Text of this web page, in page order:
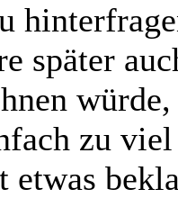
später
zu